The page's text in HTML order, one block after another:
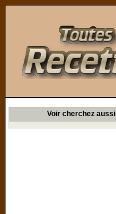
Voir cherchez aussi